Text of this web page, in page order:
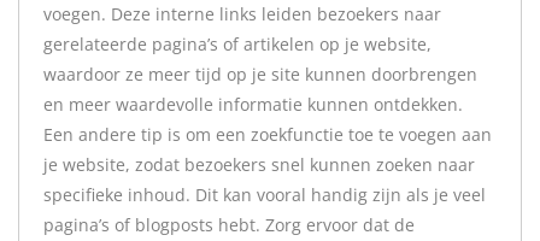
voegen. Deze interne links leiden bezoekers naar
gerelateerde pagina’s of artikelen op je website,
waardoor ze meer tijd op je site kunnen doorbrengen
en meer waardevolle informatie kunnen ontdekken.
Een andere tip is om een zoekfunctie toe te voegen aan
je website, zodat bezoekers snel kunnen zoeken naar
specifieke inhoud. Dit kan vooral handig zijn als je veel
pagina’s of blogposts hebt. Zorg ervoor dat de